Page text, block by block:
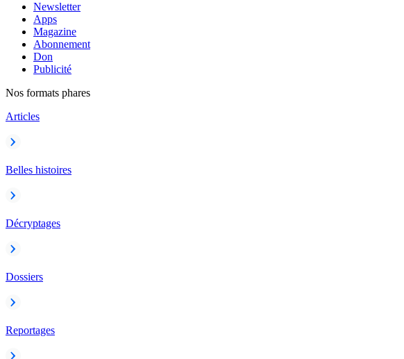
Newsletter
Apps
Magazine
Abonnement
Don
Publicité
Nos formats phares
Articles
Belles histoires
Décryptages
Dossiers
Reportages